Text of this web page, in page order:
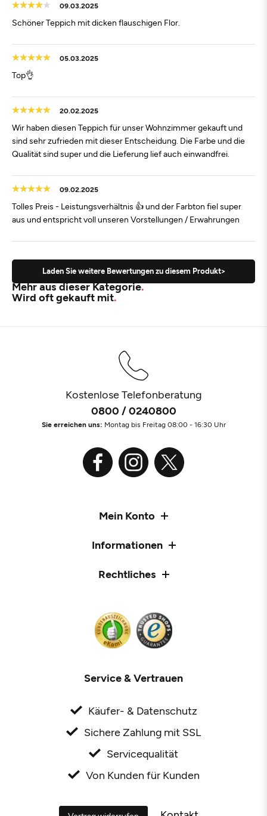
09.03.2025
Schöner Teppich mit dicken flauschigen Flor.
05.03.2025
Top👌
20.02.2025
Wir haben diesen Teppich für unser Wohnzimmer gekauft und
sind sehr zufrieden mit dieser Entscheidung. Die Farbe und die
Qualität sind super und die Lieferung lief auch einwandfrei.
09.02.2025
Tolles Preis - Leistungsverhältnis 👍 und der Farbton fiel super
aus und entspricht voll unseren Vorstellungen / Erwahrungen
Laden Sie weitere Bewertungen zu diesem Produkt>
Mehr aus dieser Kategorie
Wird oft gekauft mit
Kostenlose Telefonberatung
0800 / 0240800
Sie erreichen uns: Montag bis Freitag 08:00 - 16:30 Uhr
Mein Konto
Informationen
Rechtliches
Service & Vertrauen
Käufer- & Datenschutz
Sichere Zahlung mit SSL
Servicequalität
Von Kunden für Kunden